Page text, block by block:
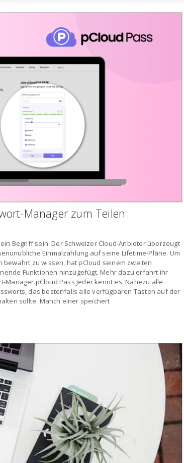
Manager zum Teilen
Begriff sein: Der Schweizer Cloud-Anbieter überzeugt
Einmalzahlung auf seine Lifetime-Pläne. Um
zu wissen, hat pCloud seinem zweiten
Funktionen hinzugefügt. Mehr dazu erfahrt ihr
Manager pCloud Pass Jeder kennt es: Nahezu alle
das bestenfalls alle verfügbaren Tasten auf der
sollte. Manch einer speichert